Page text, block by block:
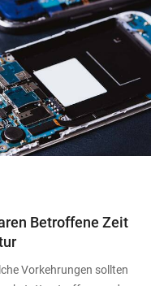
Betroffene Zeit
Vorkehrungen sollten